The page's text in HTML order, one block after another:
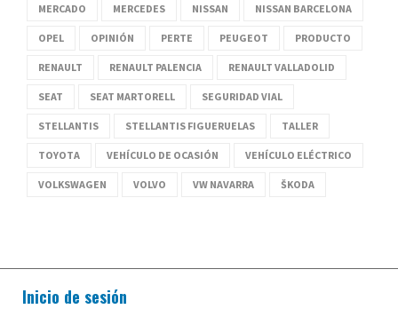
MERCADO MERCEDES NISSAN NISSAN BARCELONA
OPEL OPINIÓN PERTE PEUGEOT PRODUCTO
RENAULT RENAULT PALENCIA RENAULT VALLADOLID
SEAT SEAT MARTORELL SEGURIDAD VIAL
STELLANTIS STELLANTIS FIGUERUELAS TALLER
TOYOTA VEHÍCULO DE OCASIÓN VEHÍCULO ELÉCTRICO
VOLKSWAGEN VOLVO VW NAVARRA ŠKODA
Inicio de sesión